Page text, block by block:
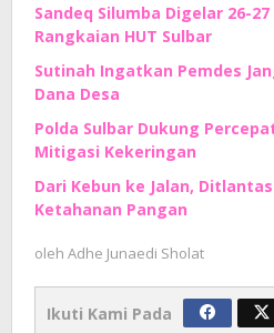
Sandeq Silumba Digelar 26-
Rangkaian HUT Sulbar
Sutinah Ingatkan Pemdes
Dana Desa
Polda Sulbar Dukung
Mitigasi Kekeringan
Dari Kebun ke Jalan,
Ketahanan Pangan
oleh Adhe Junaedi Sholat
Ikuti Kami Pada